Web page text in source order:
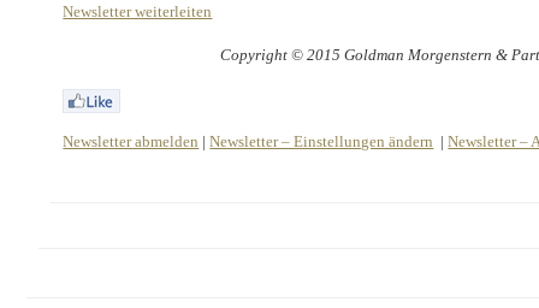
Newsletter weiterleiten
Copyright © 2015 Goldman Morgenstern &
Newsletter abmelden |Newsletter – Einstellungen ändern |Newsletter –